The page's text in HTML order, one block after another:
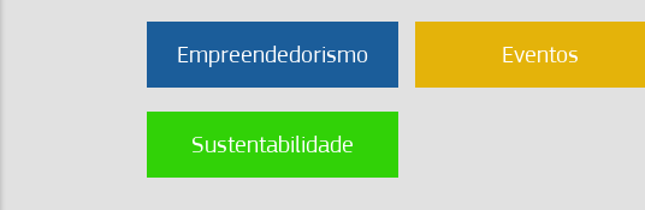
Empreendedorismo Eventos
Sustentabilidade